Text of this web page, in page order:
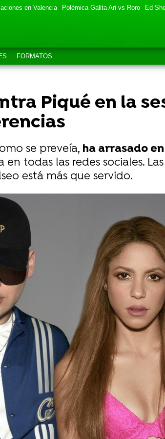
en Valencia Polémica Galita Ari vs Roro Ed
FORMATOS
Piqué en la
se preveía, ha arrasado
todas las redes sociales.
está más que servido.
a Shakira"
WhatsappFacebook
X
es sinónimo de